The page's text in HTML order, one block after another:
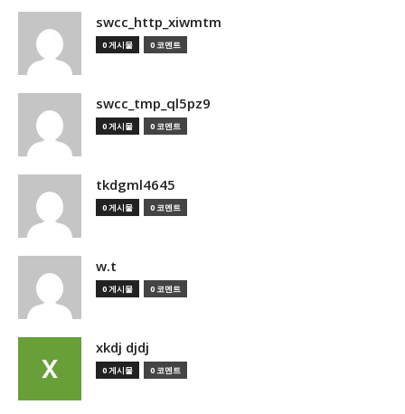
swcc_http_xiwmtm
0 게시물 0 코멘트
swcc_tmp_ql5pz9
0 게시물 0 코멘트
tkdgml4645
0 게시물 0 코멘트
w.t
0 게시물 0 코멘트
xkdj djdj
0 게시물 0 코멘트